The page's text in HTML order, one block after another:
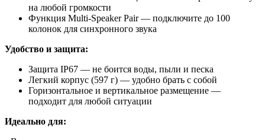
на любой громкости
Функция Multi-Speaker Pair — подключите до 100
колонок для синхронного звука
Удобство и защита:
Защита IP67 — не боится воды, пыли и песка
Легкий корпус (597 г) — удобно брать с собой
Горизонтальное и вертикальное размещение —
подходит для любой ситуации
Идеально для: